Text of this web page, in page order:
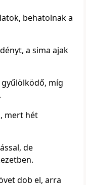
behatolnak a
a sima ajak
gyűlölködő, míg
mert hét
de
dob el, arra